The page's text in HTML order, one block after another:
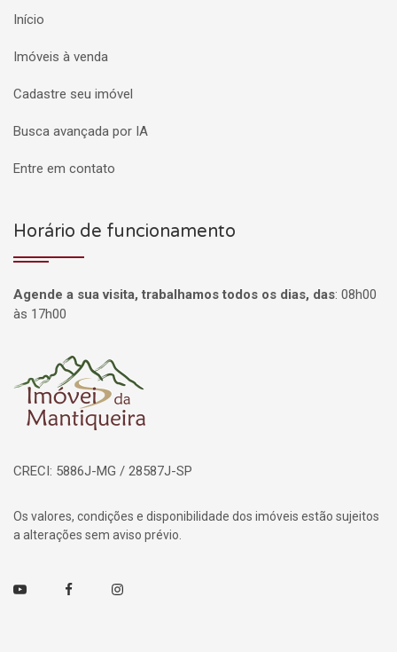
Início
Imóveis à venda
Cadastre seu imóvel
Busca avançada por IA
Entre em contato
Horário de funcionamento
Agende a sua visita, trabalhamos todos os dias, das: 08h00
às 17h00
Página inicial
CRECI: 5886J-MG / 28587J-SP
Os valores, condições e disponibilidade dos imóveis estão sujeitos
a alterações sem aviso prévio.
Youtube FacebookInstagram